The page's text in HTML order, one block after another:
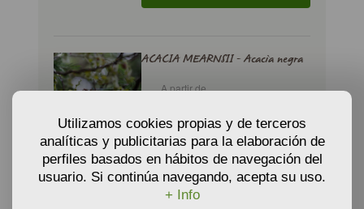
ACACIA MEARNSII - Acacia negra
A partir de
15,40 €
AÑADIR AL CARRITO
Utilizamos cookies propias y de terceros
analíticas y publicitarias para la elaboración de
perfiles basados en hábitos de navegación del
usuario. Si continúa navegando, acepta su uso.
+ Info